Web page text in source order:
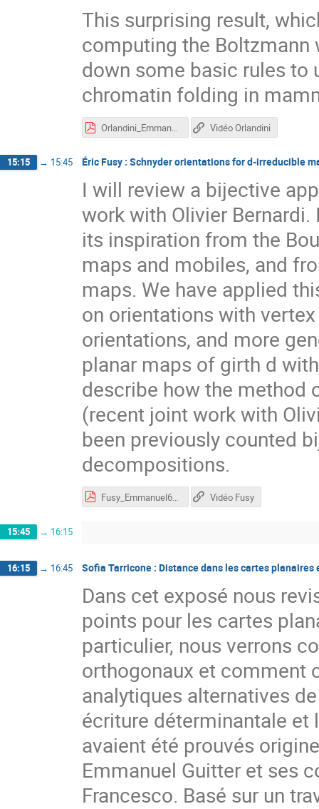
This surprising result,
computing the
down some basic rules
chromatin folding in
Orlandini_Emmanuel60.pdf Vidéo Orlandini
15:15 → 15:45 Éric Fusy : Schnyder orientations for d-irreducible
I will review a bijective
work with Olivier
its inspiration from the
maps and mobiles, and
maps. We have applied
on orientations with
orientations, and more
planar maps of girth d
describe how the method
(recent joint work with
been previously counted
decompositions.
Fusy_Emmanuel60.pdf Vidéo Fusy
15:45 → 16:15
16:15 → 16:45 Sofia Tarricone : Distance dans les cartes
Dans cet exposé nous
points pour les cartes
particulier, nous verrons
orthogonaux et comment
analytiques alternatives
écriture déterminantale
avaient été prouvés
Emmanuel Guitter et ses
Francesco. Basé sur un